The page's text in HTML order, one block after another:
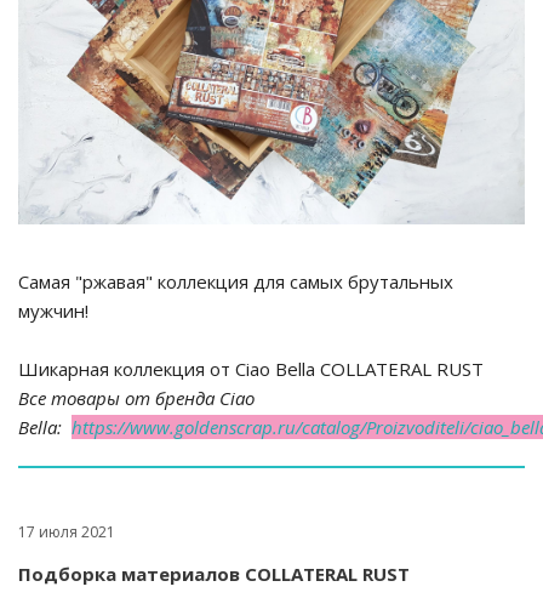
Самая "ржавая" коллекция для самых брутальных
мужчин!
Шикарная коллекция от Ciao Bella COLLATERAL RUST
Все товары от бренда Ciao
Bella: https://www.goldenscrap.ru/catalog/Proizvoditeli/
17 июля 2021
Подборка материалов COLLATERAL RUST